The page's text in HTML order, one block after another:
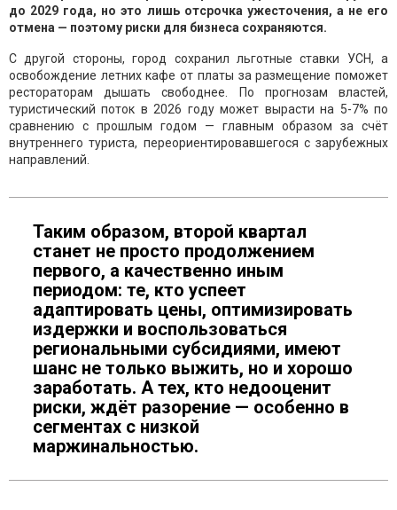
до 2029 года, но это лишь отсрочка ужесточения, а не его
отмена — поэтому риски для бизнеса сохраняются.
С другой стороны, город сохранил льготные ставки УСН, а
освобождение летних кафе от платы за размещение поможет
рестораторам дышать свободнее. По прогнозам властей,
туристический поток в 2026 году может вырасти на 5-7% по
сравнению с прошлым годом — главным образом за счёт
внутреннего туриста, переориентировавшегося с зарубежных
направлений.
Таким образом, второй квартал
станет не просто продолжением
первого, а качественно иным
периодом: те, кто успеет
адаптировать цены, оптимизировать
издержки и воспользоваться
региональными субсидиями, имеют
шанс не только выжить, но и хорошо
заработать. А тех, кто недооценит
риски, ждёт разорение — особенно в
сегментах с низкой
маржинальностью.